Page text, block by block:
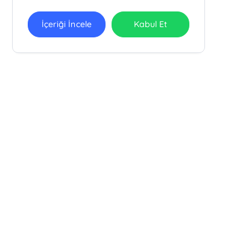
İçeriği İncele Kabul Et